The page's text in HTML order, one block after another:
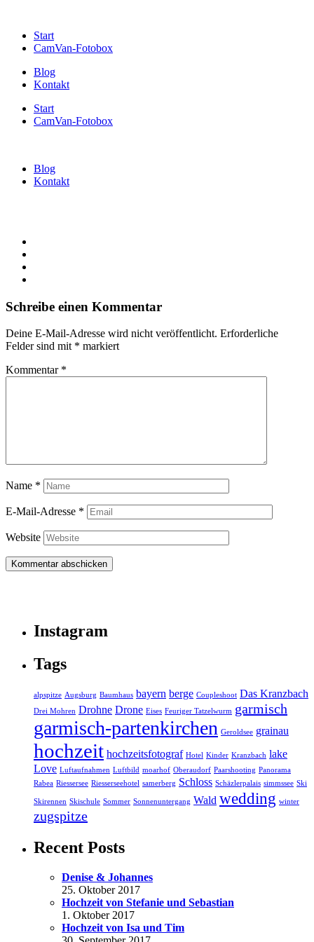
Start
CamVan-Fotobox
Blog
Kontakt
Start
CamVan-Fotobox
Blog
Kontakt
Schreibe einen Kommentar
Deine E-Mail-Adresse wird nicht veröffentlicht. Erforderliche
Felder sind mit * markiert
Kommentar *
Name *
E-Mail-Adresse *
Website
Instagram
Tags
alpspitze Augsburg Baumhaus bayern berge Coupleshoot Das Kranzbach
Drei Mohren Drohne Drone Eises Feuriger Tatzelwurm garmisch
garmisch-partenkirchen Geroldsee grainau
hochzeit hochzeitsfotograf Hotel Kinder Kranzbach lake
Love Luftaufnahmen Luftbild moarhof Oberaudorf Paarshooting Panorama
Rabea Riessersee Riesserseehotel samerberg Schloss Schäzlerpalais simmssee Ski
Skirennen Skischule Sommer Sonnenuntergang Wald wedding winter
zugspitze
Recent Posts
Denise & Johannes
25. Oktober 2017
Hochzeit von Stefanie und Sebastian
1. Oktober 2017
Hochzeit von Isa und Tim